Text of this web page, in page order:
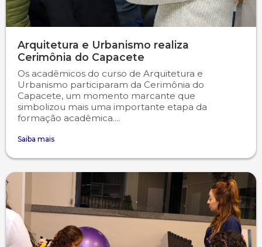
Arquitetura e Urbanismo realiza
Cerimônia do Capacete
Os acadêmicos do curso de Arquitetura e
Urbanismo participaram da Cerimônia do
Capacete, um momento marcante que
simbolizou mais uma importante etapa da
formação acadêmica....
Saiba mais